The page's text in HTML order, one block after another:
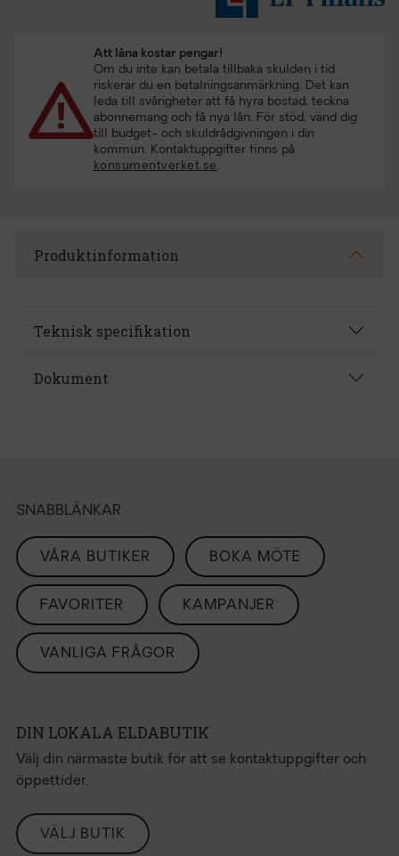
Att låna kostar pengar!
Om du inte kan betala tillbaka skulden i tid
riskerar du en betalningsanmärkning. Det kan
leda till svårigheter att få hyra bostad, teckna
abonnemang och få nya lån. För stöd, vänd dig
till budget- och skuldrådgivningen i din
kommun. Kontaktuppgifter finns på
konsumentverket.se .
Produktinformation
Teknisk specifikation
Dokument
SNABBLÄNKAR
VÅRA BUTIKER BOKA MÖTE
FAVORITER KAMPANJER
VANLIGA FRÅGOR
DIN LOKALA ELDABUTIK
Välj din närmaste butik för att se kontaktuppgifter och
öppettider.
VÄLJ BUTIK